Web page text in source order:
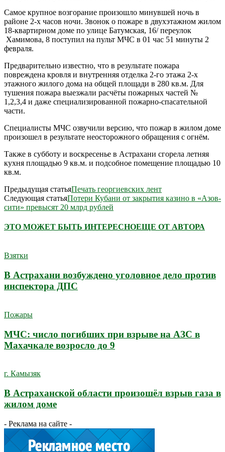
Самое крупное возгорание произошло минувшей ночь в
районе 2-х часов ночи. Звонок о пожаре в двухэтажном жилом
18-квартирном доме по улице Батумская, 16/ переулок
Хамимова, 8 поступил на пульт МЧС в 01 час 51 минуты 2
февраля.
Предварительно известно, что в результате пожара
повреждена кровля и внутренняя отделка 2-го этажа 2-х
этажного жилого дома на общей площади в 280 кв.м. Для
тушения пожара выезжали расчёты пожарных частей №
1,2,3,4 и даже специализированной пожарно-спасательной
части.
Специалисты МЧС озвучили версию, что пожар в жилом доме
произошел в результате неосторожного обращения с огнём.
Также в субботу и воскресенье в Астрахани сгорела летняя
кухня площадью 9 кв.м. и подсобное помещение площадью 10
кв.м.
Предыдущая статьяПечать георгиевских лент
Следующая статьяПотери Кубани от закрытия казино в «Азов-
сити» превысят 20 млрд рублей
ЭТО МОЖЕТ БЫТЬ ИНТЕРЕСНОЕЩЕ ОТ АВТОРА
Взятки
В Астрахани возбуждено уголовное дело против
инспектора ДПС
Пожары
МЧС: число погибших при взрыве на АЗС в
Махачкале возросло до 9
г. Камызяк
В Астраханской области произошёл взрыв газа в
жилом доме
- Реклама на сайте -